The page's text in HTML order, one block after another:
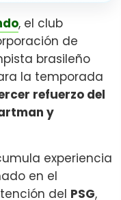
, el club
de
brasileño
la temporada
refuerzo del
y
experiencia
en el
del PSG,